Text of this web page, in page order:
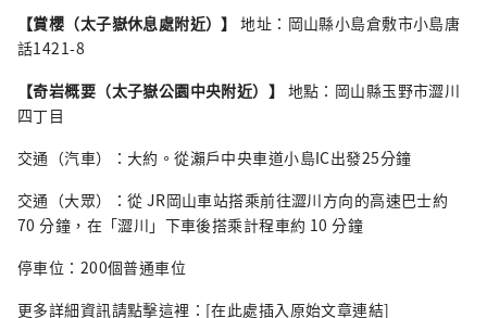
【賞櫻（太子嶽休息處附近）】 地址：岡山縣小島倉敷市小島唐
話1421-8
【奇岩概要（太子嶽公園中央附近）】 地點：岡山縣玉野市澀川
四丁目
交通（汽車）：大約。從瀨戶中央車道小島IC出發2​​5分鐘
交通（大眾）：從 JR岡山車站搭乘前往澀川方向的高速巴士約
70 分鐘，在「澀川」下車後搭乘計程車約 10 分鐘
停車位：200個普通車位
更多詳細資訊請點擊這裡：[在此處插入原始文章連結]